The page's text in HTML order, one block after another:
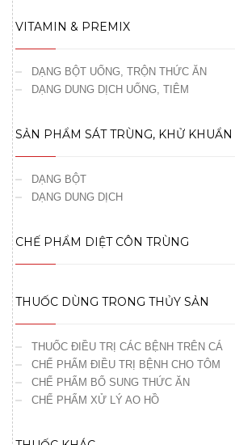
VITAMIN & PREMIX
DẠNG BỘT UỐNG, TRỘN THỨC ĂN
DẠNG DUNG DỊCH UỐNG, TIÊM
SẢN PHẨM SÁT TRÙNG, KHỬ KHUẨN
DẠNG BỘT
DẠNG DUNG DỊCH
CHẾ PHẨM DIỆT CÔN TRÙNG
THUỐC DÙNG TRONG THỦY SẢN
THUỐC ĐIỀU TRỊ CÁC BỆNH TRÊN CÁ
CHẾ PHẨM ĐIỀU TRỊ BỆNH CHO TÔM
CHẾ PHẨM BỔ SUNG THỨC ĂN
CHẾ PHẨM XỬ LÝ AO HỒ